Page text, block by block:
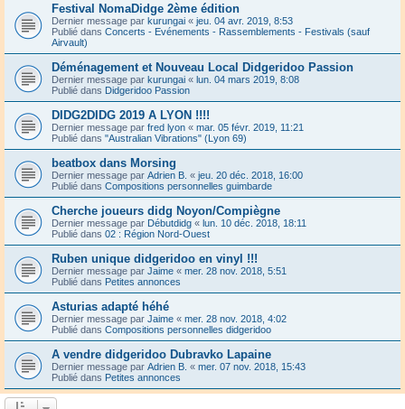
Festival NomaDidge 2ème édition
Dernier message par kurungai « jeu. 04 avr. 2019, 8:53
Publié dans Concerts - Evénements - Rassemblements - Festivals (sauf
Airvault)
Déménagement et Nouveau Local Didgeridoo Passion
Dernier message par kurungai « lun. 04 mars 2019, 8:08
Publié dans Didgeridoo Passion
DIDG2DIDG 2019 A LYON !!!!
Dernier message par fred lyon « mar. 05 févr. 2019, 11:21
Publié dans "Australian Vibrations" (Lyon 69)
beatbox dans Morsing
Dernier message par Adrien B. « jeu. 20 déc. 2018, 16:00
Publié dans Compositions personnelles guimbarde
Cherche joueurs didg Noyon/Compiègne
Dernier message par Débutdidg « lun. 10 déc. 2018, 18:11
Publié dans 02 : Région Nord-Ouest
Ruben unique didgeridoo en vinyl !!!
Dernier message par Jaime « mer. 28 nov. 2018, 5:51
Publié dans Petites annonces
Asturias adapté héhé
Dernier message par Jaime « mer. 28 nov. 2018, 4:02
Publié dans Compositions personnelles didgeridoo
A vendre didgeridoo Dubravko Lapaine
Dernier message par Adrien B. « mer. 07 nov. 2018, 15:43
Publié dans Petites annonces